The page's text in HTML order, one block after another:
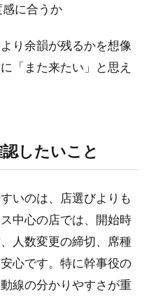
に合うか
り余韻が残るかを想像
「また来たい」と思え
したいこと
いのは、店選びよりも
中心の店では、開始時
人数変更の締切、席種
心です。特に幹事役の
線の分かりやすさが重